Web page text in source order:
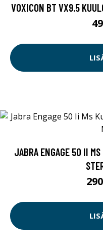
VOXICON BT VX9.5
JABRA ENGAGE 50 II